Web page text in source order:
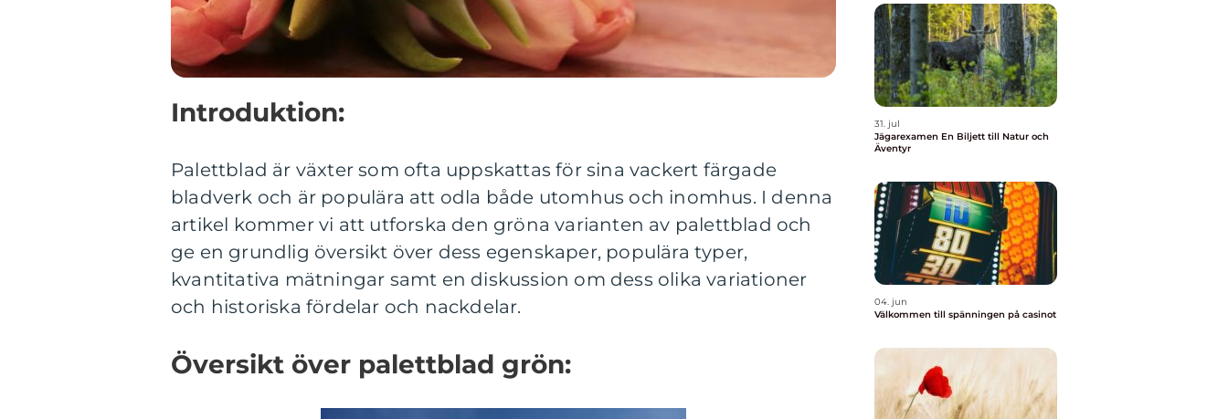
Introduktion:
Palettblad är växter som ofta uppskattas för sina vackert färgade
bladverk och är populära att odla både utomhus och inomhus. I denna
artikel kommer vi att utforska den gröna varianten av palettblad och
ge en grundlig översikt över dess egenskaper, populära typer,
kvantitativa mätningar samt en diskussion om dess olika variationer
och historiska fördelar och nackdelar.
Översikt över palettblad grön:
31. jul
Jägarexamen En Biljett till Natur och
Äventyr
04. jun
Välkommen till spänningen på casinot